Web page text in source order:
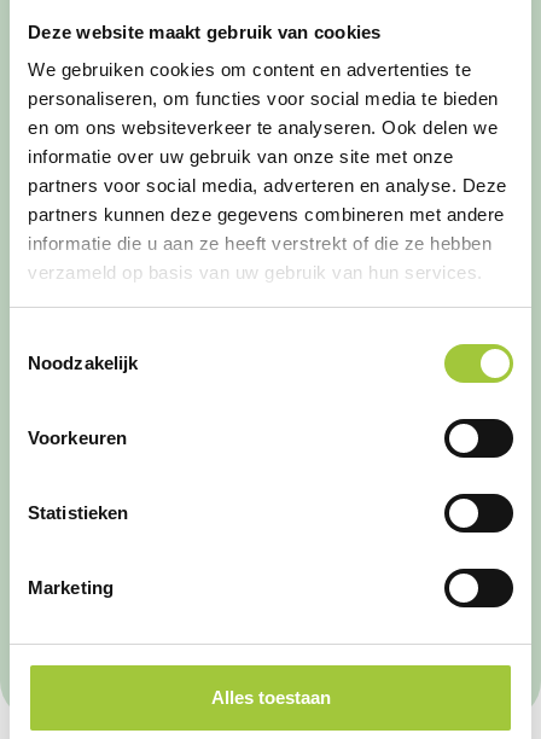
Deze website maakt gebruik van cookies
We gebruiken cookies om content en advertenties te
personaliseren, om functies voor social media te bieden
en om ons websiteverkeer te analyseren. Ook delen we
informatie over uw gebruik van onze site met onze
partners voor social media, adverteren en analyse. Deze
partners kunnen deze gegevens combineren met andere
informatie die u aan ze heeft verstrekt of die ze hebben
verzameld op basis van uw gebruik van hun services.
Noodzakelijk
Voorkeuren
Statistieken
Marketing
Alles toestaan
E-mailadres(Vereist)
Bedrijfsnaam(Vereist)